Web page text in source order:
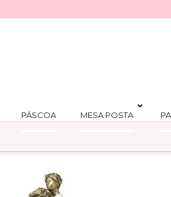
PÁSCOA MESA POSTA